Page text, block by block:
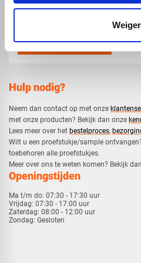
Hulp nodig?
Neem dan contact op met onze
met onze producten? Bekijk dan onze
​Lees meer over het bestelproces,
​Wilt u een proefstukje/sample
toebehoren alle proefstukjes.
​​Meer over ons te weten komen? Bekijk
Openingstijden
Ma t/m do: 07:30 - 17:30 uur
Vrijdag: 07:30 - 17:00 uur
Zaterdag: 08:00 - 12:00 uur
Zondag: Gesloten
mail info@voskunststoffen.nl